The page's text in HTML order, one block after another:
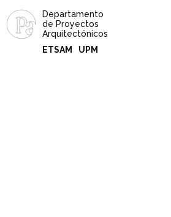
Departamento
de Proyectos
Arquitectónicos
ETSAM
UPM